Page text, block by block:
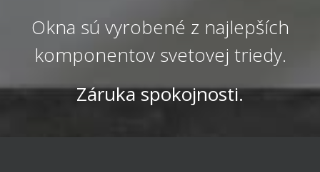
Okna sú vyrobené z najlepších
komponentov svetovej triedy.
Záruka spokojnosti.